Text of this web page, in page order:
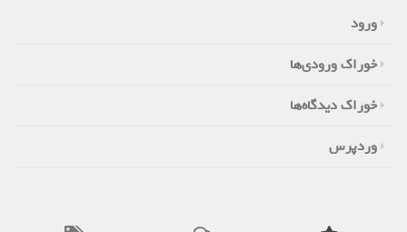
ورود
خوراک ورودی‌ها
خوراک دیدگاه‌ها
وردپرس